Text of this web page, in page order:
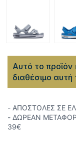
Αυτό το προϊόν
διαθέσιμο αυτή
- ΑΠΟΣΤΟΛΕΣ ΣΕ
- ΔΩΡΕΑΝ
39€